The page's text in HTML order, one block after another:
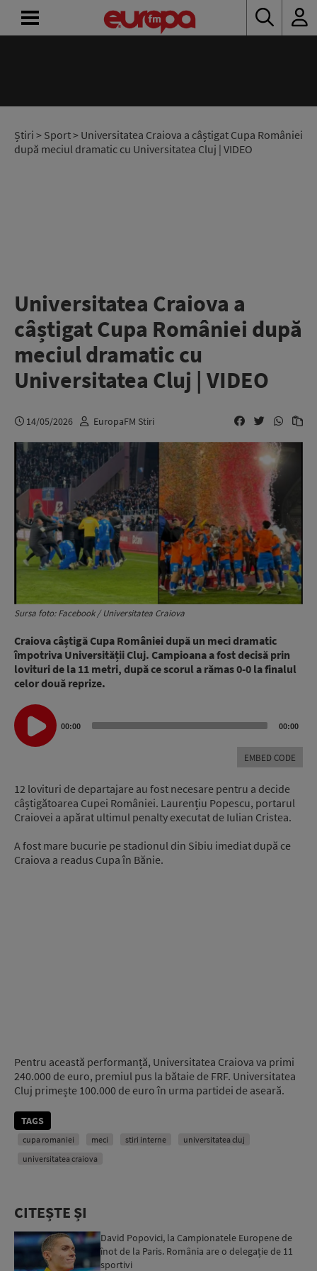
Știri > Sport> Universitatea Craiova a câștigat Cupa României
după meciul dramatic cu Universitatea Cluj | VIDEO
Universitatea Craiova a
câștigat Cupa României după
meciul dramatic cu
Universitatea Cluj | VIDEO
14/05/2026 EuropaFM Stiri
Sursa foto: Facebook / Universitatea Craiova
Craiova câștigă Cupa României după un meci dramatic
împotriva Universității Cluj. Campioana a fost decisă prin
lovituri de la 11 metri, după ce scorul a rămas 0-0 la finalul
celor două reprize.
Audio
Player
00:00 00:00
EMBED CODE
12 lovituri de departajare au fost necesare pentru a decide
câștigătoarea Cupei României. Laurențiu Popescu, portarul
Craiovei a apărat ultimul penalty executat de Iulian Cristea.
A fost mare bucurie pe stadionul din Sibiu imediat după ce
Craiova a readus Cupa în Bănie.
Pentru această performanță, Universitatea Craiova va primi
240.000 de euro, premiul pus la bătaie de FRF. Universitatea
Cluj primește 100.000 de euro în urma partidei de aseară.
TAGS
cupa romaniei meci stiri interne
universitatea cluj
universitatea craiova
CITEȘTE ȘI
David Popovici, la Campionatele Europene de
înot de la Paris. România are o delegație de 11
sportivi
RADIO